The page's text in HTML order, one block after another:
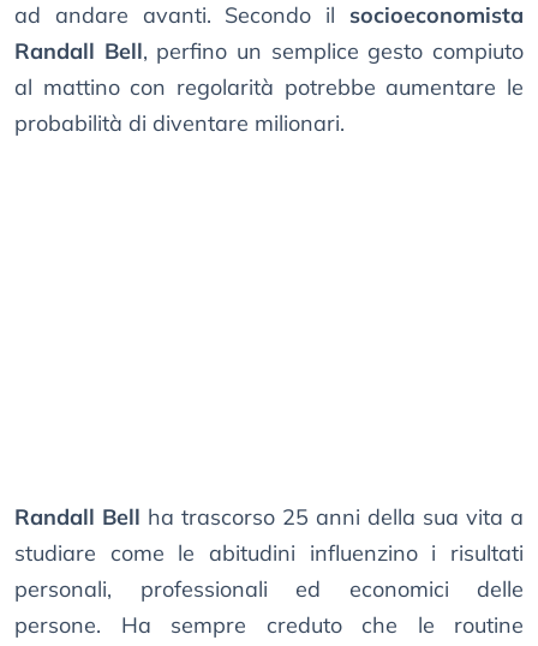
ad andare avanti. Secondo il socioeconomista
Randall Bell, perfino un semplice gesto compiuto
al mattino con regolarità potrebbe aumentare le
probabilità di diventare milionari.
Randall Bell ha trascorso 25 anni della sua vita a
studiare come le abitudini influenzino i risultati
personali, professionali ed economici delle
persone. Ha sempre creduto che le routine